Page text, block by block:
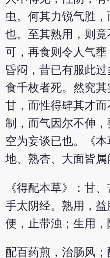
虫。何其力锐气胜
也。至其熟用，则竟
可，再食则令人气
昏闷，昔已有服此过
食千枚者死。然究
甘，而性得肆其才
制，而气因尔不伸
空为妄谈已也。《
地、熟杏、大面皆属
《得配本草》：甘
手太阴经。熟用，
便，止带浊；生用，
配百药煎，治肠风